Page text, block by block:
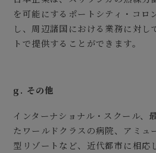
を可能にするポートシティ・コロ
し、周辺諸国における業務に対し
トで提供することができます。
g. その他
インターナショナル・スクール、
たワールドクラスの病院、アミュ
型リゾートなど、近代都市に相応